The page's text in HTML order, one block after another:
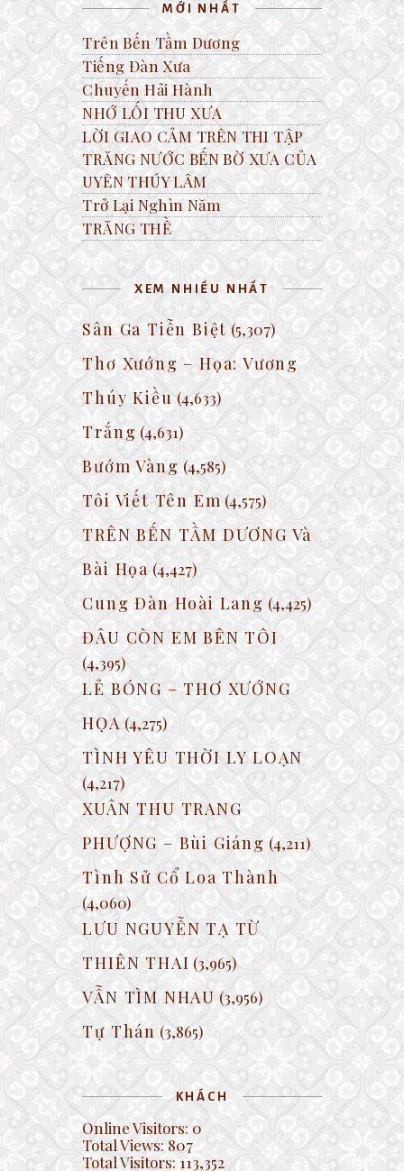
MỚI NHẤT
Trên Bến Tầm Dương
Tiếng Đàn Xưa
Chuyến Hải Hành
NHỚ LỐI THU XƯA
LỜI GIAO CẢM TRÊN THI TẬP
TRĂNG NƯỚC BẾN BỜ XƯA CỦA
UYÊN THÚY LÂM
Trở Lại Nghìn Năm
TRĂNG THỀ
XEM NHIỀU NHẤT
Sân Ga Tiễn Biệt (5,307)
Thơ Xướng – Họa: Vương
Thúy Kiều (4,633)
Trắng (4,631)
Bướm Vàng (4,585)
Tôi Viết Tên Em (4,575)
TRÊN BẾN TẦM DƯƠNG Và
Bài Họa (4,427)
Cung Đàn Hoài Lang (4,425)
ĐÂU CÒN EM BÊN TÔI
(4,395)
LẺ BÓNG – THƠ XƯỚNG
HỌA (4,275)
TÌNH YÊU THỜI LY LOẠN
(4,217)
XUÂN THU TRANG
PHƯỢNG – Bùi Giáng (4,211)
Tình Sử Cổ Loa Thành
(4,060)
LƯU NGUYỄN TẠ TỪ
THIÊN THAI (3,965)
VẪN TÌM NHAU (3,956)
Tự Thán (3,865)
KHÁCH
Online Visitors: 0
Total Views: 807
Total Visitors: 113,352